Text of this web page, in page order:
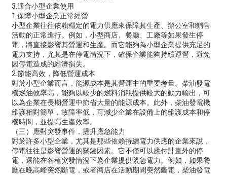
3.適合小型企業使用
1.保障小型企業正常經營
小型企業往往依賴穩定的電力供應來保障其生產、辦公室和銷售
活動的正常進行。例如，小型商店、餐廳、工廠等如果發生停
電，將直接影響其營運和生產。而它能夠為小型企業提供充足的
電力支持，尤其是在停電情況下，確保企業能夠持續運營，避免
因停電造成的經濟損失。
2.節能高效，降低營運成本
對於小型企業而言，能源成本是其營運中的重要考量。柴油發電
機燃油效率高，能夠以較少的燃料消耗提供較大的動力輸出，可
以為企業在長期營運中節省大量的能源成本。此外，柴油發電機
維護相對簡單，故障率低，可減少企業在設備上的維護成本和停
機時間，並提高生產效率。
（三）應對突發事件，提升應急能力
對於許多小型企業，尤其是那些依賴持續電力供應的企業來說，
停電往往是影響營運的關鍵因素。它不僅可以應付計畫外的停
電，還能在各種突發情況下為企業提供緊急電力。例如，如果餐
廳在晚高峰突然斷電，或者商店在活動期間突然斷電，柴油發電